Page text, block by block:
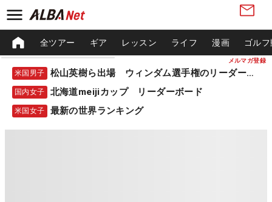
メルマガ登録
全ツアー ギア レッスン ライフ 漫画 ゴル
米国男子 松山英樹ら出場 ウィンダム選手権のリーダーボード
国内女子 北海道meijiカップ リーダーボード
米国女子 最新の世界ランキング